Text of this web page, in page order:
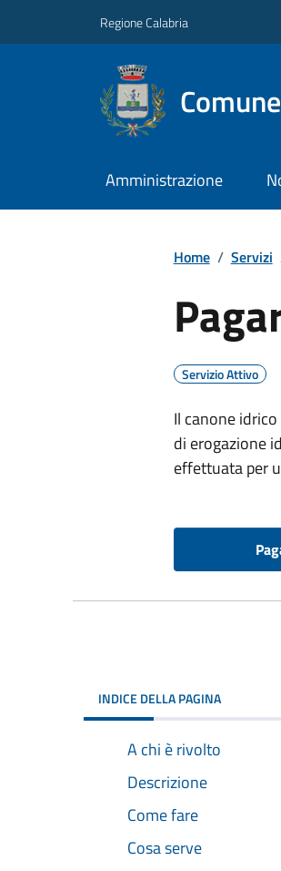
Regione Calabria
Amministrazione
Home / Servizi
Servizio Attivo
Il canone
di erogazione
effettuata per
INDICE DELLA PAGINA
A chi è rivolto
Descrizione
Come fare
Cosa serve